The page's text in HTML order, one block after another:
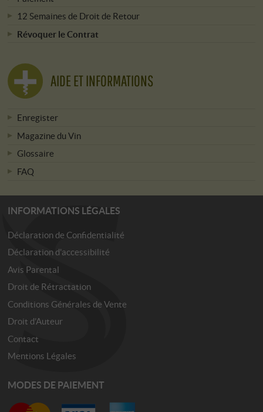
12 Semaines de Droit de Retour
Révoquer le Contrat
AIDE ET INFORMATIONS
Enregister
Magazine du Vin
Glossaire
FAQ
INFORMATIONS LÉGALES
Déclaration de Confidentialité
Déclaration d'accessibilité
Avis Parental
Droit de Rétractation
Conditions Générales de Vente
Droit d’Auteur
Contact
Mentions Légales
MODES DE PAIEMENT